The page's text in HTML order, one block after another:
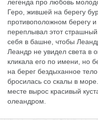
легенда про любовь
Геро, жившей на берегу
противоположном берегу
переплывал этот
себя в башне, чтобы
Леандр не увидел света в
кликала его по имени, но
на берег бездыханное
бросилась со скалы в
месте вырос красивый
олеандром.